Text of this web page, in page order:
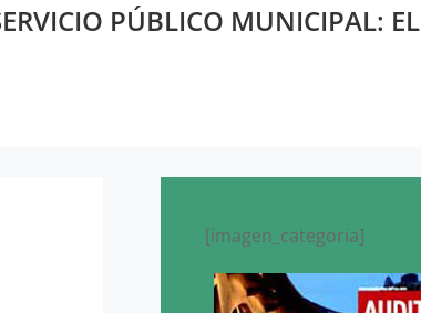
PÚBLICO MUNICIPAL: EL
[imagen_categoria]